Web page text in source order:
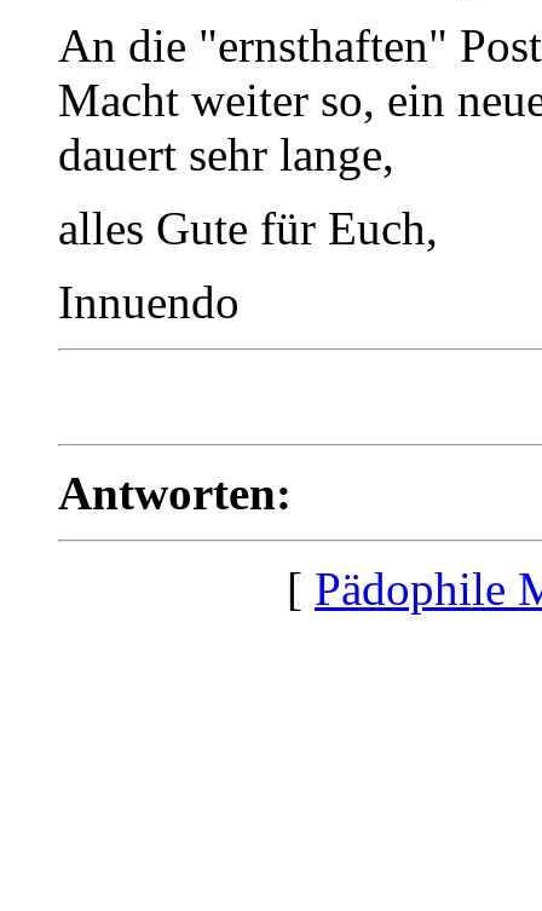
An die "ernsthaften"
Macht weiter so, ein
dauert sehr lange,
alles Gute für Euch,
Innuendo
Antworten:
[ Pädophile